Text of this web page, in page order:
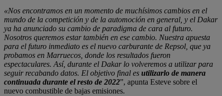
«Nos encontramos en un momento de muchísimos cambios en el
mundo de la competición y de la automoción en general, y el Dakar
ya ha anunciado su cambio de paradigma de cara al futuro.
Nosotros queremos estar también en ese cambio. Nuestra apuesta
para el futuro inmediato es el nuevo carburante de Repsol, que ya
probamos en Marruecos, donde los resultados fueron
espectaculares. Así, durante el Dakar lo volveremos a utilizar para
seguir recabando datos. El objetivo final es utilizarlo de manera
continuada durante el resto de 2022”, apunta Esteve sobre el
nuevo combustible de bajas emisiones.